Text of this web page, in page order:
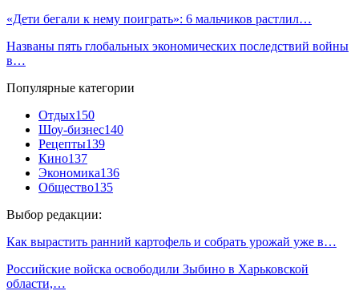
«Дети бегали к нему поиграть»: 6 мальчиков растлил…
Названы пять глобальных экономических последствий войны
в…
Популярные категории
Отдых150
Шоу-бизнес140
Рецепты139
Кино137
Экономика136
Общество135
Выбор редакции:
Как вырастить ранний картофель и собрать урожай уже в…
Российские войска освободили Зыбино в Харьковской
области,…